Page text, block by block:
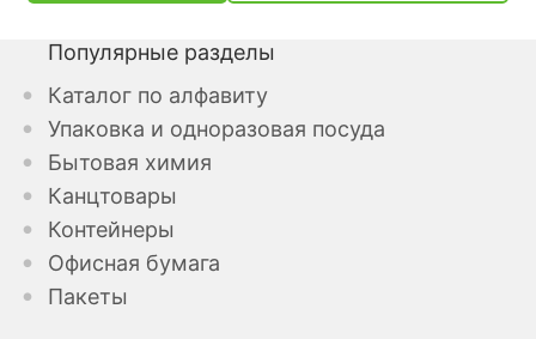
Популярные разделы
Каталог по алфавиту
Упаковка и одноразовая посуда
Бытовая химия
Канцтовары
Контейнеры
Офисная бумага
Пакеты